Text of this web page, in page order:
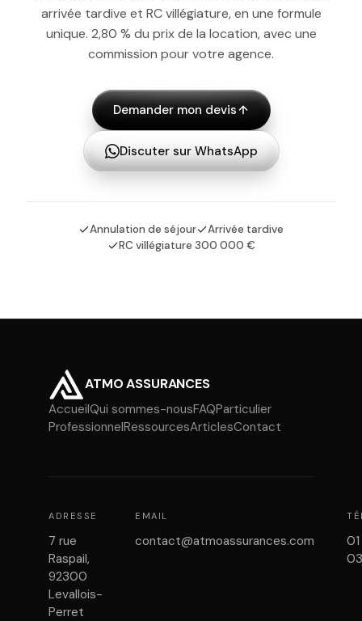
arrivée tardive et RC villégiature, en une formule
unique. 2,80 % du prix de la location, avec une
commission pour votre agence.
Demander mon devis
Discuter sur WhatsApp
Annulation de séjour
Arrivée tardive
RC villégiature 300 000 €
ATMO ASSURANCES
AccueilQui sommes-nousFAQParticulier
ProfessionnelRessourcesArticlesContact
ADRESSE
7 rue
Raspail,
92300
Levallois-
Perret
EMAIL
contact@atmoassurances.com
03